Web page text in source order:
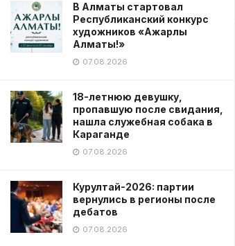
В Алматы стартовал
Республиканский конкурс
художников «Ажарлы
Алматы!»
07.08.2026
18-летнюю девушку,
пропавшую после свидания,
нашла служебная собака в
Караганде
07.08.2026
Курултай-2026: партии
вернулись в регионы после
дебатов
07.08.2026